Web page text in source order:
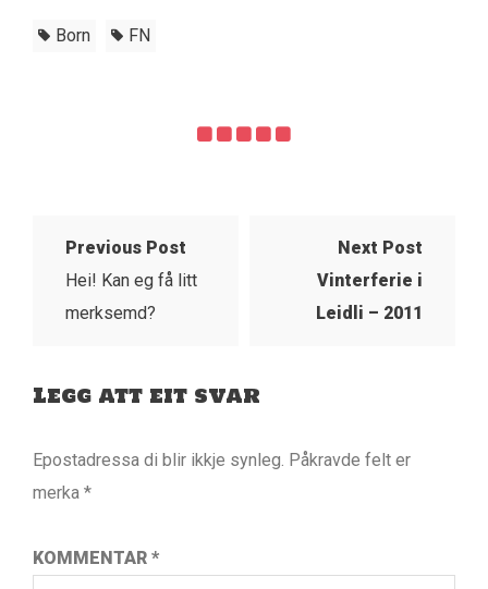
Born FN
Previous Post
Hei! Kan eg få litt
merksemd?
Next Post
Vinterferie i
Leidli – 2011
Legg att eit svar
Epostadressa di blir ikkje synleg. Påkravde felt er
merka *
KOMMENTAR *